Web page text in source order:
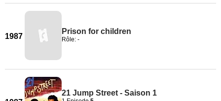
1987
Prison for children
Rôle: -
21 Jump Street - Saison 1